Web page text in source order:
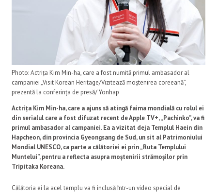
Photo: Actrița Kim Min-ha, care a fost numită primul ambasador al
campaniei „Visit Korean Heritage/Vizitează moștenirea coreeană”,
prezentă la conferința de presă/ Yonhap
Actrița Kim Min-ha, care a ajuns să atingă faima mondială cu rolul ei
din serialul care a fost difuzat recent de Apple TV+, „Pachinko”, va fi
primul ambasador al campaniei. Ea a vizitat deja Templul Haein din
Hapcheon, din provincia Gyeongsang de Sud, un sit al Patrimoniului
Mondial UNESCO, ca parte a călătoriei ei prin „Ruta Templului
Muntelui”, pentru a reflecta asupra moștenirii strămoșilor prin
Tripitaka Koreana.
Călătoria ei la acel templu va fi inclusă într-un video special de